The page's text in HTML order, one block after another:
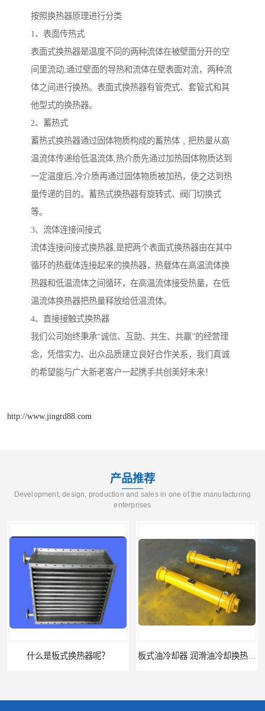
按照换热器原理进行分类
1、表面传热式
表面式换热器是温度不同的两种流体在被壁面分开的空
间里流动,通过壁面的导热和流体在壁表面对流，两种流
体之间进行换热。表面式换热器有管壳式、套管式和其
他型式的换热器。
2、蓄热式
蓄热式换热器通过固体物质构成的蓄热体﹐把热量从高
温流体传递给低温流体,热介质先通过加热固体物质达到
一定温度后,冷介质再通过固体物质被加热，使之达到热
量传递的目的。蓄热式换热器有旋转式、阀门切换式
等。
3、流体连接间接式
流体连接间接式换热器,是把两个表面式换热器由在其中
循环的热载体连接起来的换热器，热载体在高温流体换
热器和低温流体之间循环，在高温流体接受热量，在低
温流体换热器把热量释放给低温流体。
4、直接接触式换热器
我们公司始终秉承“诚信、互助、共生、共赢”的经营理
念，凭借实力、出众品质建立良好合作关系，我们真诚
的希望能与广大新老客户一起携手共创美好未来！
http://www.jingrd88.com
产品推荐
Development, design, production and sales in one of the manufacturing
enterprises
什么是板式换热器呢？ 板式油冷却器 润滑油冷却换热装置 设计定制